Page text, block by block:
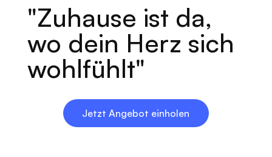
"Zuhause ist da,
wo dein Herz sich
wohlfühlt"
Jetzt Angebot einholen